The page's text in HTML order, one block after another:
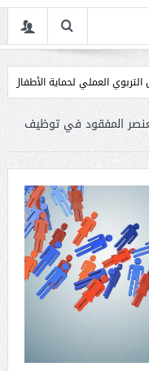
لحماية الأطفال في مرحلة
المفقود في توظيف